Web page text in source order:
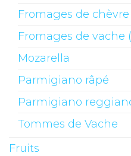
Fromages de chèvre
Fromages de vache
Mozarella
Parmigiano râpé
Parmigiano
Tommes de Vache
Fruits